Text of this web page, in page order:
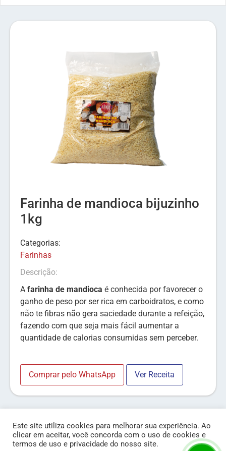
Farinha de mandioca bijuzinho
1kg
Categorias:
Farinhas
Descrição:
A farinha de mandioca é conhecida por favorecer o
ganho de peso por ser rica em carboidratos, e como
não te fibras não gera saciedade durante a refeição,
fazendo com que seja mais fácil aumentar a
quantidade de calorias consumidas sem perceber.
Comprar pelo WhatsApp Ver Receita
Este site utiliza cookies para melhorar sua experiência. Ao
clicar em aceitar, você concorda com o uso de cookies e
termos de uso e privacidade do nosso site.